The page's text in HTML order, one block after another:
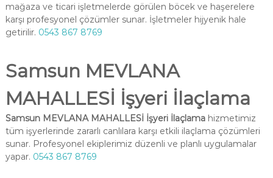
mağaza ve ticari işletmelerde görülen böcek ve haşerelere
karşı profesyonel çözümler sunar. İşletmeler hijyenik hale
getirilir. 0543 867 8769
Samsun MEVLANA
MAHALLESİ İşyeri İlaçlama
Samsun MEVLANA MAHALLESİ İşyeri İlaçlamahizmetimiz
tüm işyerlerinde zararlı canlılara karşı etkili ilaçlama çözümleri
sunar. Profesyonel ekiplerimiz düzenli ve planlı uygulamalar
yapar. 0543 867 8769